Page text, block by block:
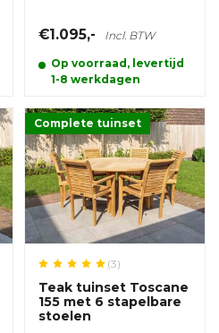
€1.095,- Incl. BTW
Op voorraad, levertijd
1-8 werkdagen
Complete tuinset
(3)
Teak tuinset Toscane
155 met 6 stapelbare
stoelen